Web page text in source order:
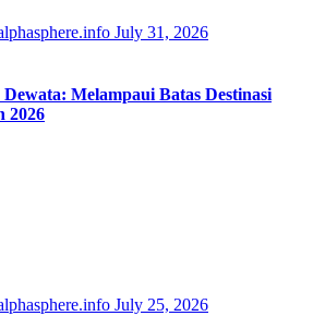
July 31, 2026
Melampaui Batas Destinasi
2026
July 25, 2026